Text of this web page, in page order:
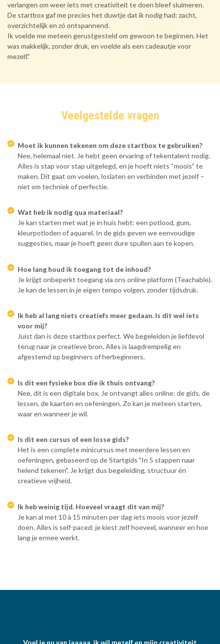
verlangen om weer iets met creativiteit te doen bleef sluimeren.
De startbox gaf me precies het duwtje dat ik nodig had: zacht,
overzichtelijk en zó ontspannend.
Ik voelde me meteen gerustgesteld om gewoon te beginnen. Het
was makkelijk, zonder druk, en voelde als een cadeautje voor
mezelf.”
Veelgestelde vragen
Moet ik kunnen tekenen om deze startbox te gebruiken?
Nee, helemaal niet. Je hebt geen ervaring of tekentalent nodig.
Alles is stap voor stap uitgelegd, en je hoeft niets “moois” te
maken. Dit gaat om voelen, loslaten en verbinden met jezelf –
niet om techniek of perfectie.
Wat heb ik nodig qua materiaal?
Je kan starten met wat je in huis hebt: een potlood, gum,
kleurpotloden of aquarel. In de gids geven we eenvoudige
suggesties, maar je hoeft geen dure spullen aan te kopen.
Hoe lang houd ik toegang tot de inhoud?
Je krijgt onbeperkt toegang via ons online platform (Teachable).
Je kan de lessen in je eigen tempo volgen, zonder tijdsdruk.
Ik heb al lang niets creatiefs meer gedaan. Is dit wel iets
voor mij?
Juist dan is deze startbox perfect. We begeleiden je liefdevol
terug naar je creatieve bron. Alles is laagdrempelig en
afgestemd op beginners of herbeginners.
Is dit een fysieke box die ik thuis ontvang?
Nee, dit is een digitale box. Je ontvangt alles online: de gids, de
lessen, de kaarten en oefeningen. Zo kan je meteen starten,
waar en wanneer je wil.
Is dit een cursus of een losse gids?
Het is een complete minicursus met meerdere lessen en
oefeningen, gebaseerd op de Startgids "In 5 stappen naar
helend tekenen". Je krijgt dus begeleiding, structuur én
creatieve vrijheid.
Ik heb weinig tijd. Hoeveel vraagt dit van mij?
Je kan al met 10 à 15 minuten per dag iets moois voor jezelf
doen. Alles is self-paced: je kiest zelf hoeveel, wanneer en hoe
lang je ermee werkt.
Voel je nu van jaaaaa, ik wil mezelf en mijn creativiteit